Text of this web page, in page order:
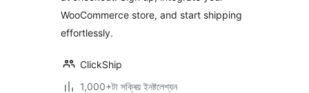
WooCommerce store, and start shipping
effortlessly.
ClickShip
1,000+টা সক্ৰিয় ইনষ্টলেশ্যন